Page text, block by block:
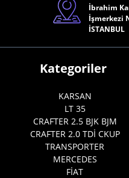
İbrahim
İşmerkezi
İSTANBUL
Kategoriler
KARSAN
LT 35
CRAFTER 2.5 BJK BJM
CRAFTER 2.0 TDİ CKUP
TRANSPORTER
MERCEDES
FİAT